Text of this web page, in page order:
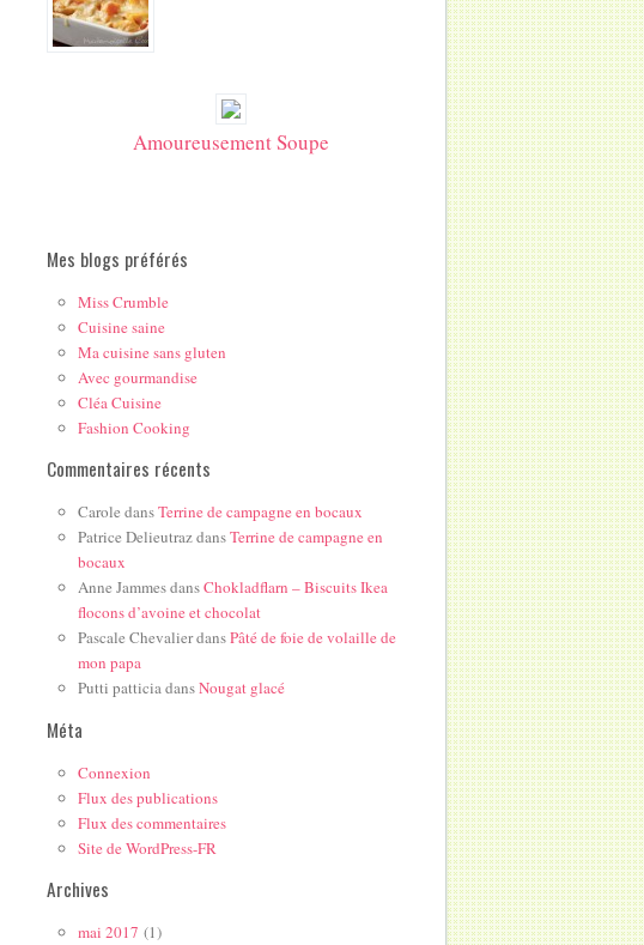
Amoureusement Soupe
Mes blogs préférés
Miss Crumble
Cuisine saine
Ma cuisine sans gluten
Avec gourmandise
Cléa Cuisine
Fashion Cooking
Commentaires récents
Carole dansTerrine de campagne en bocaux
Patrice DelieutrazdansTerrine de campagne en
bocaux
Anne JammesdansChokladflarn – Biscuits Ikea
flocons d’avoine et chocolat
Pascale ChevalierdansPâté de foie de volaille de
mon papa
Putti patticiadansNougat glacé
Méta
Connexion
Flux des publications
Flux des commentaires
Site de WordPress-FR
Archives
mai 2017 (1)